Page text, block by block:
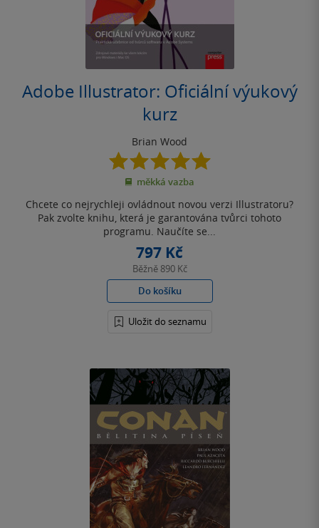
Adobe Illustrator: Oficiální výukový
kurz
Brian Wood
5.0
z
5
měkká vazba
Chcete co nejrychleji ovládnout novou verzi Illustratoru?
Pak zvolte knihu, která je garantována tvůrci tohoto
programu. Naučíte se...
797 Kč
Běžně 890 Kč
Do košíku
Uložit do seznamu